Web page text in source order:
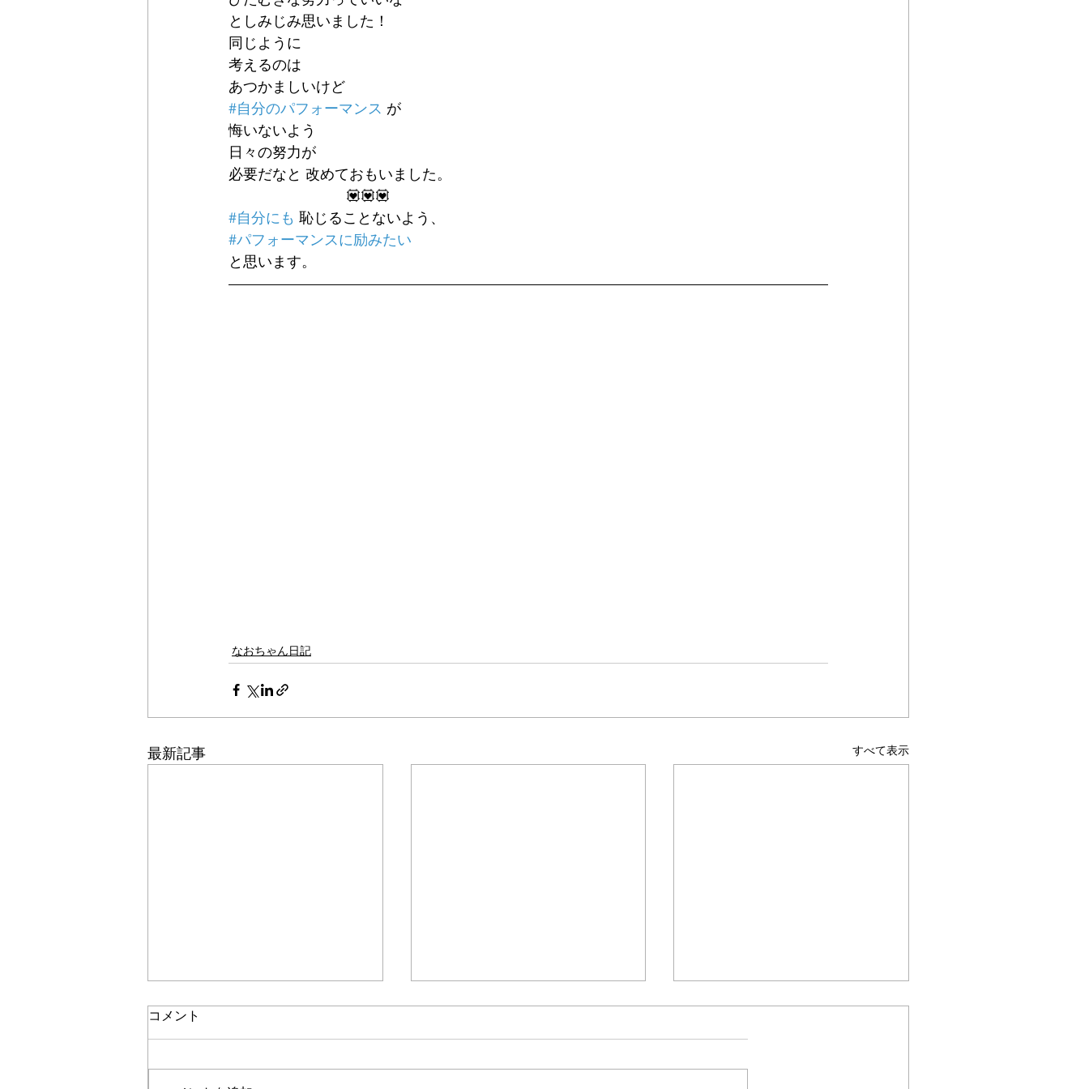
としみじみ思いました！
同じように
考えるのは
あつかましいけど
#自分のパフォーマンス が
悔いないよう
日々の努力が
必要だなと 改めておもいました。
                             💟💟💟
#自分にも 恥じることないよう、
#パフォーマンスに励みたい
と思います。
なおちゃん日記
最新記事 すべて表示
コメント